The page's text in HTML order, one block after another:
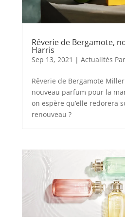
Rêverie de Bergamote,
Harris
Sep 13, 2021 | Actualités
Rêverie de Bergamote
nouveau parfum pour la
on espère qu’elle redorera
renouveau ?